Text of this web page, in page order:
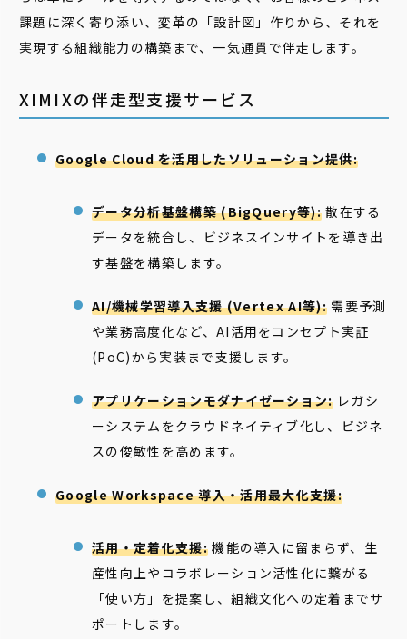
課題に深く寄り添い、変革の「設計図」作りから、それを
実現する組織能力の構築まで、一気通貫で伴走します。
XIMIXの伴走型支援サービス
Google Cloud を活用したソリューション提供:
データ分析基盤構築 (BigQuery等): 散在する
データを統合し、ビジネスインサイトを導き出
す基盤を構築します。
AI/機械学習導入支援 (Vertex AI等): 需要予測
や業務高度化など、AI活用をコンセプト実証
(PoC)から実装まで支援します。
アプリケーションモダナイゼーション:レガシ
ーシステムをクラウドネイティブ化し、ビジネ
スの俊敏性を高めます。
Google Workspace 導入・活用最大化支援:
活用・定着化支援:機能の導入に留まらず、生
産性向上やコラボレーション活性化に繋がる
「使い方」を提案し、組織文化への定着までサ
ポートします。